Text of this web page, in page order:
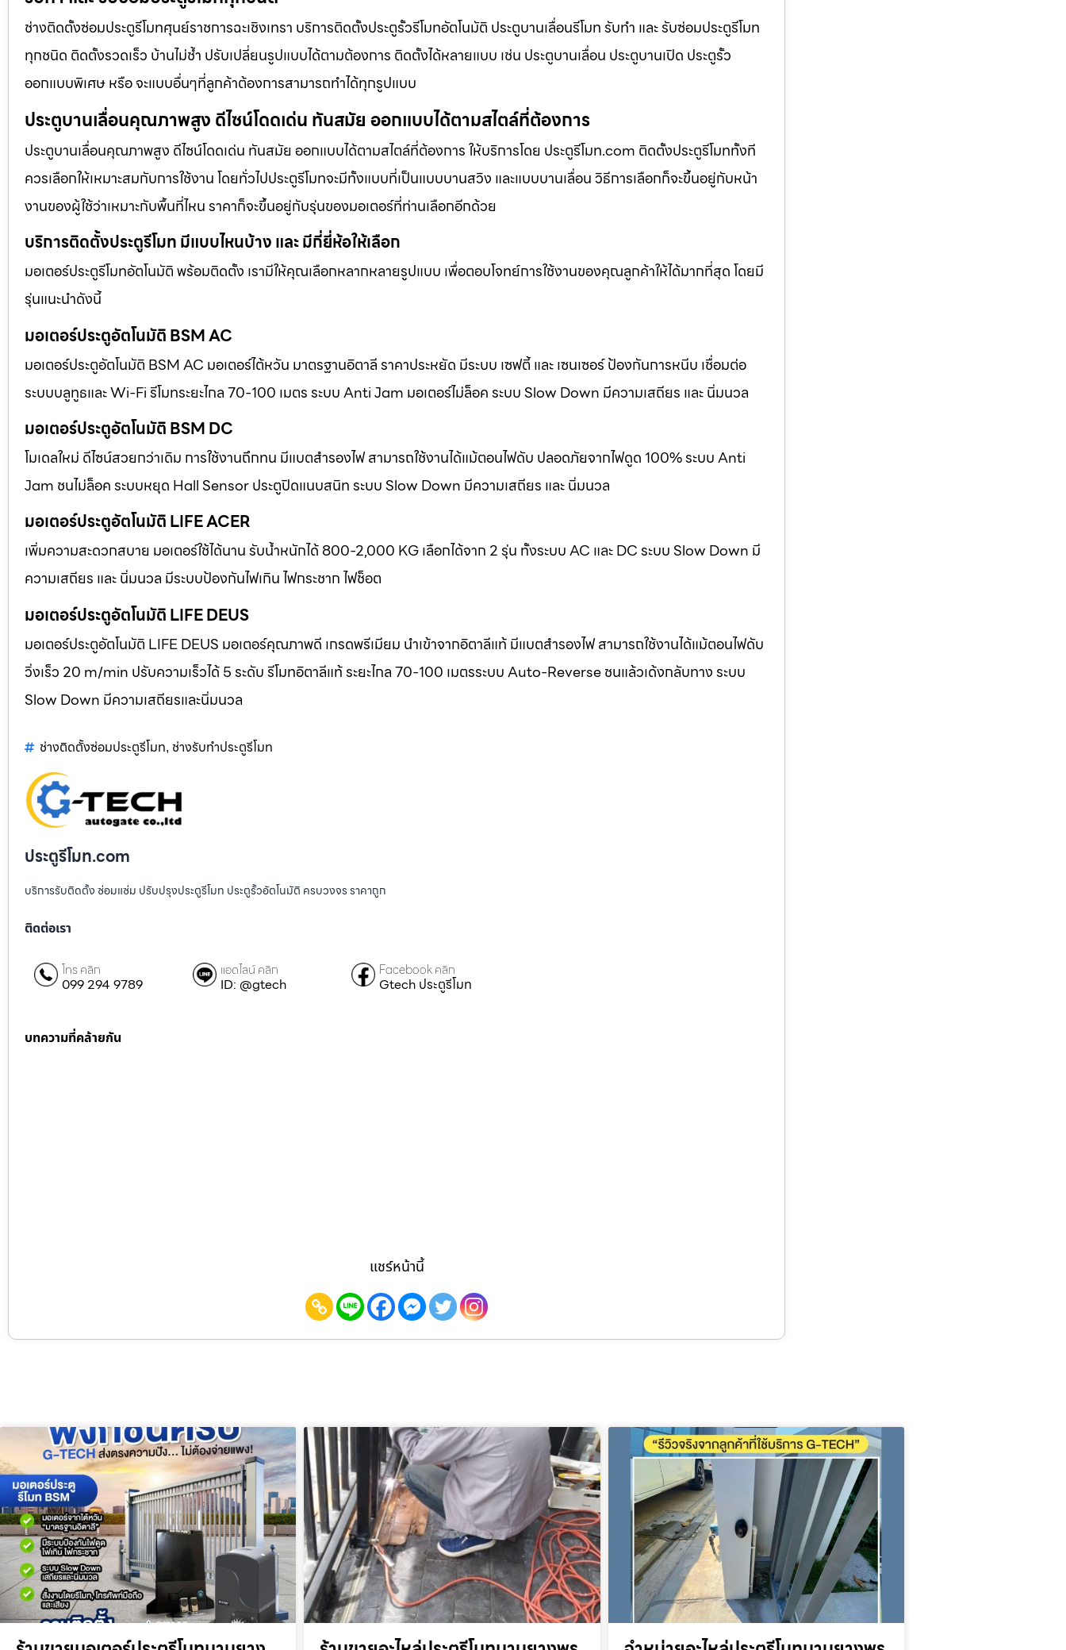
ช่างติดตั้งซ่อมประตูรีโมทศุนย์ราชการฉะเชิงเทรา บริการติดตั้งประตูรั้วรีโมทอัตโนมัติ ประตูบานเลื่อนรีโมท รับทำ และ รับซ่อมประตูรีโมท
ทุกชนิด ติดตั้งรวดเร็ว บ้านไม่ช้ำ ปรับเปลี่ยนรูปแบบได้ตามต้องการ ติดตั้งได้หลายแบบ เช่น ประตูบานเลื่อน ประตูบานเปิด ประตูรั้ว
ออกแบบพิเศษ หรือ จะแบบอื่นๆที่ลูกค้าต้องการสามารถทำได้ทุกรูปแบบ
ประตูบานเลื่อนคุณภาพสูง ดีไซน์โดดเด่น ทันสมัย ออกแบบได้ตามสไตล์ที่ต้องการ
ประตูบานเลื่อนคุณภาพสูง ดีไซน์โดดเด่น ทันสมัย ออกแบบได้ตามสไตล์ที่ต้องการ ให้บริการโดย ประตูรีโมท.com ติดตั้งประตูรีโมททั้งที
ควรเลือกให้เหมาะสมกับการใช้งาน โดยทั่วไปประตูรีโมทจะมีทั้งแบบที่เป็นแบบบานสวิง และแบบบานเลื่อน วิธีการเลือกก็จะขึ้นอยู่กับหน้า
งานของผู้ใช้ว่าเหมาะกับพื้นที่ไหน ราคาก็จะขึ้นอยู่กับรุ่นของมอเตอร์ที่ท่านเลือกอีกด้วย
บริการติดตั้งประตูรีโมท มีแบบไหนบ้าง และ มีกี่ยี่ห้อให้เลือก
มอเตอร์ประตูรีโมทอัตโนมัติ พร้อมติดตั้ง เรามีให้คุณเลือกหลากหลายรูปแบบ เพื่อตอบโจทย์การใช้งานของคุณลูกค้าให้ได้มากที่สุด โดยมี
รุ่นแนะนำดังนี้
มอเตอร์ประตูอัตโนมัติ BSM AC
มอเตอร์ประตูอัตโนมัติ BSM AC มอเตอร์ไต้หวัน มาตรฐานอิตาลี ราคาประหยัด มีระบบ เซฟตี้ และ เซนเซอร์ ป้องกันการหนีบ เชื่อมต่อ
ระบบบลูทูธและ Wi-Fi รีโมทระยะไกล 70-100 เมตร ระบบ Anti Jam มอเตอร์ไม่ล็อค ระบบ Slow Down มีความเสถียร และ นิ่มนวล
มอเตอร์ประตูอัตโนมัติ BSM DC
โมเดลใหม่ ดีไซน์สวยกว่าเดิม การใช้งานถึกทน มีแบตสำรองไฟ สามารถใช้งานได้แม้ตอนไฟดับ ปลอดภัยจากไฟดูด 100% ระบบ Anti
Jam ชนไม่ล็อค ระบบหยุด Hall Sensor ประตูปิดแนบสนิท ระบบ Slow Down มีความเสถียร และ นิ่มนวล
มอเตอร์ประตูอัตโนมัติ LIFE ACER
เพิ่มความสะดวกสบาย มอเตอร์ใช้ได้นาน รับน้ำหนักได้ 800-2,000 KG เลือกได้จาก 2 รุ่น ทั้งระบบ AC และ DC ระบบ Slow Down มี
ความเสถียร และ นิ่มนวล มีระบบป้องกันไฟเกิน ไฟกระชาก ไฟช็อต
มอเตอร์ประตูอัตโนมัติ LIFE DEUS
มอเตอร์ประตูอัตโนมัติ LIFE DEUS มอเตอร์คุณภาพดี เกรดพรีเมียม นำเข้าจากอิตาลีแท้ มีแบตสำรองไฟ สามารถใช้งานได้แม้ตอนไฟดับ
วิ่งเร็ว 20 m/min ปรับความเร็วได้ 5 ระดับ รีโมทอิตาลีแท้ ระยะไกล 70-100 เมตรระบบ Auto-Reverse ชนแล้วเด้งกลับทาง ระบบ
Slow Down มีความเสถียรและนิ่มนวล
ช่างติดตั้งซ่อมประตูรีโมท, ช่างรับทำประตูรีโมท
ประตูรีโมท.com
บริการรับติดตั้ง ซ่อมแซ่ม ปรับปรุงประตูรีโมท ประตูรั้วอัตโนมัติ ครบวงจร ราคาถูก
ติดต่อเรา
โทร คลิก
099 294 9789
แอดไลน์ คลิก
ID: @gtech
Facebook คลิก
Gtech ประตูรีโมท
บทความที่คล้ายกัน
แชร์หน้านี้